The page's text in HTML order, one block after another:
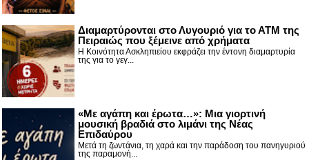
Διαμαρτύρονται στο Λυγουριό για το ΑΤΜ της
Πειραιώς που ξέμεινε από χρήματα
Η Κοινότητα Ασκληπιείου εκφράζει την έντονη διαμαρτυρία
της για το γεγ...
«Με αγάπη και έρωτα…»: Μια γιορτινή
μουσική βραδιά στο λιμάνι της Νέας
Επιδαύρου
Μετά τη ζωντάνια, τη χαρά και την παράδοση του πανηγυριού
της παραμονή...